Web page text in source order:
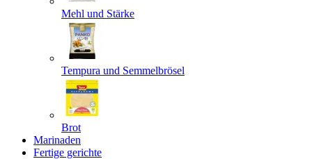
Mehl und Stärke
Tempura und Semmelbrösel
Brot
Marinaden
Fertige gerichte